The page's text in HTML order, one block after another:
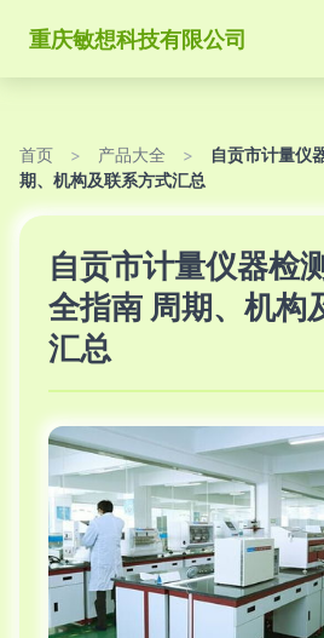
重庆敏想科技有限公司
首页 > 产品大全 >
自贡市计量仪
期、机构及联系方式汇总
自贡市计量仪器检
全指南 周期、机构
汇总